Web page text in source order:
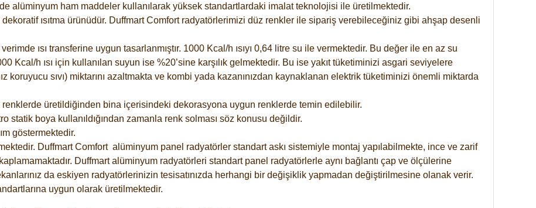
alüminyum ham maddeler kullanılarak yüksek standartlardaki imalat teknolojisi ile üretilmektedir.
ısıtma ürünüdür. Duffmart Comfort radyatörlerimizi düz renkler ile sipariş verebileceğiniz gibi ahşap desenli
ısı transferine uygun tasarlanmıştır. 1000 Kcal/h ısıyı 0,64 litre su ile vermektedir. Bu değer ile en az su
Kcal/h ısı için kullanılan suyun ise %20’sine karşılık gelmektedir. Bu ise yakıt tüketiminizi asgari seviyelere
koruyucu sıvı) miktarını azaltmakta ve kombi yada kazanınızdan kaynaklanan elektrik tüketiminizi önemli miktarda
üretildiğinden bina içerisindeki dekorasyona uygun renklerde temin edilebilir.
statik boya kullanıldığından zamanla renk solması söz konusu değildir.
göstermektedir.
DuffmartComfort alüminyum panel radyatörler standart askı sistemiyle montaj yapılabilmekte, ince ve zarif
Duffmart alüminyum radyatörleri standart panel radyatörlerle aynı bağlantı çap ve ölçülerine
da eskiyen radyatörlerinizin tesisatınızda herhangi bir değişiklik yapmadan değiştirilmesine olanak verir.
uygun olarak üretilmektedir.